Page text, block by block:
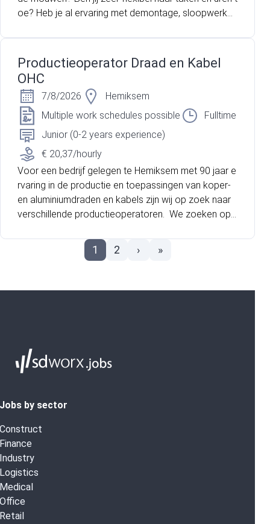
oe? Heb je al ervaring met demontage, sloopwerke
Productieoperator Draad en Kabel
OHC
7/8/2026
Hemiksem
Multiple work schedules possible
Fulltime
Junior (0-2 years experience)
€ 20,37/hourly
Voor een bedrijf gelegen te Hemiksem met 90 jaar e
rvaring in de productie en toepassingen van koper-
en aluminiumdraden en kabels zijn wij op zoek naar
verschillende productieoperatoren. We zoeken ope
zal werken met hoogspanningskabels. Deze afdeling
gaat op termijn naar een 5-ploegensysteem!
1 2 › »
Jobs by sector
Construct
Finance
Industry
Logistics
Medical
Office
Retail